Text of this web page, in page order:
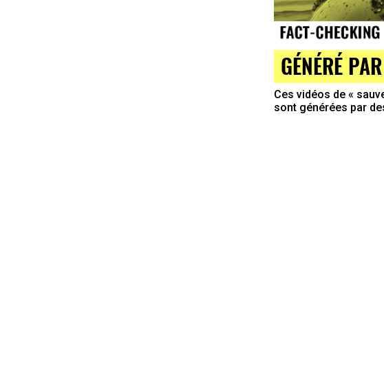
GÉNÉRÉ
Ces vidéos de «
sont générées par